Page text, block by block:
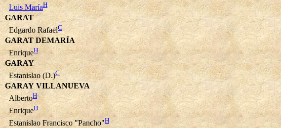
Luis MaríaH
GARAT
Edgardo RafaelC
GARAT DEMARÍA
EnriqueH
GARAY
Estanislao (D.)C
GARAY VILLANUEVA
AlbertoH
EnriqueH
Estanislao Francisco "Pancho"H